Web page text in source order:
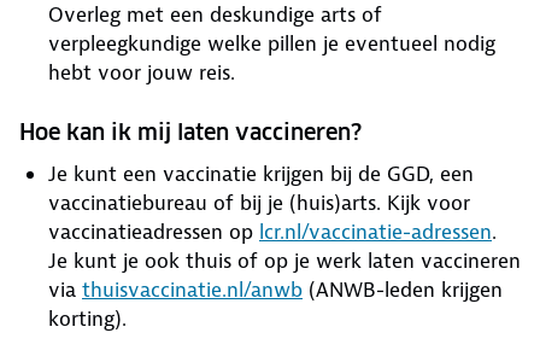
Overleg met een deskundige arts of
verpleegkundige welke pillen je eventueel nodig
hebt voor jouw reis.
Hoe kan ik mij laten vaccineren?
Je kunt een vaccinatie krijgen bij de GGD, een
vaccinatiebureau of bij je (huis)arts. Kijk voor
vaccinatieadressen op lcr.nl/vaccinatie-adressen.
Je kunt je ook thuis of op je werk laten vaccineren
via thuisvaccinatie.nl/anwb (ANWB-leden krijgen
korting).